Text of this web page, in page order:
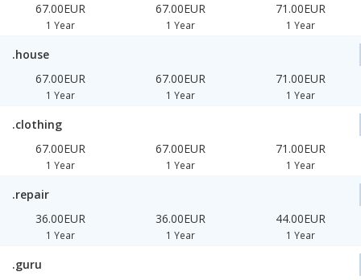
67.00EUR
1 Year
67.00EUR
1 Year
71.00EUR
1 Year
.house
67.00EUR
1 Year
67.00EUR
1 Year
71.00EUR
1 Year
.clothing
67.00EUR
1 Year
67.00EUR
1 Year
71.00EUR
1 Year
.repair
36.00EUR
1 Year
36.00EUR
1 Year
44.00EUR
1 Year
.guru